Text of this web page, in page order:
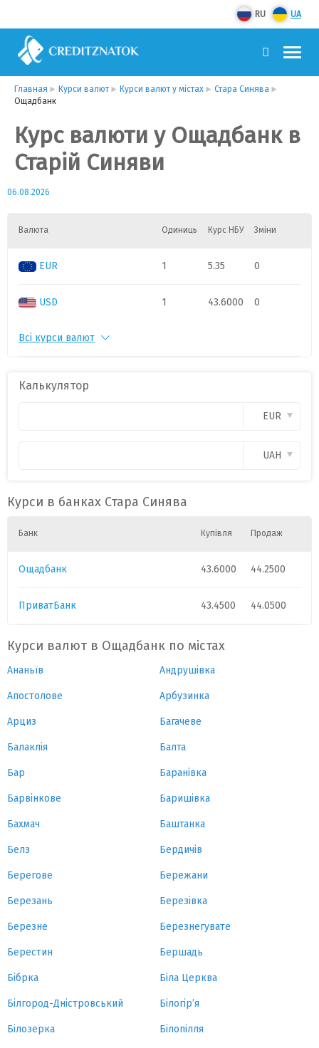
RU UA
Главная Курси валют Курси валют у містах
Стара Синява
Ощадбанк
Курс валюти у Ощадбанк в
Старій Синяви
06.08.2026
Валюта Одиниць Курс НБУ Зміни
EUR 1 5.35 0
USD 1 43.6000 0
PLN
Всі курси валют
Калькулятор
EUR
UAH
Курси в банках Стара Синява
Банк Купівля Продаж
Ощадбанк 43.6000 44.2500
ПриватБанк 43.4500 44.0500
Курси валют в Ощадбанк по містах
Ананьїв Андрушівка
Апостолове Арбузинка
Арциз Багачеве
Балаклія Балта
Бар Баранівка
Барвінкове Баришівка
Бахмач Баштанка
Белз Бердичів
Берегове Бережани
Березань Березівка
Березне Березнегувате
Берестин Бершадь
Бібрка Біла Церква
Білгород-Дністровський Білогір’я
Білозерка Білопілля